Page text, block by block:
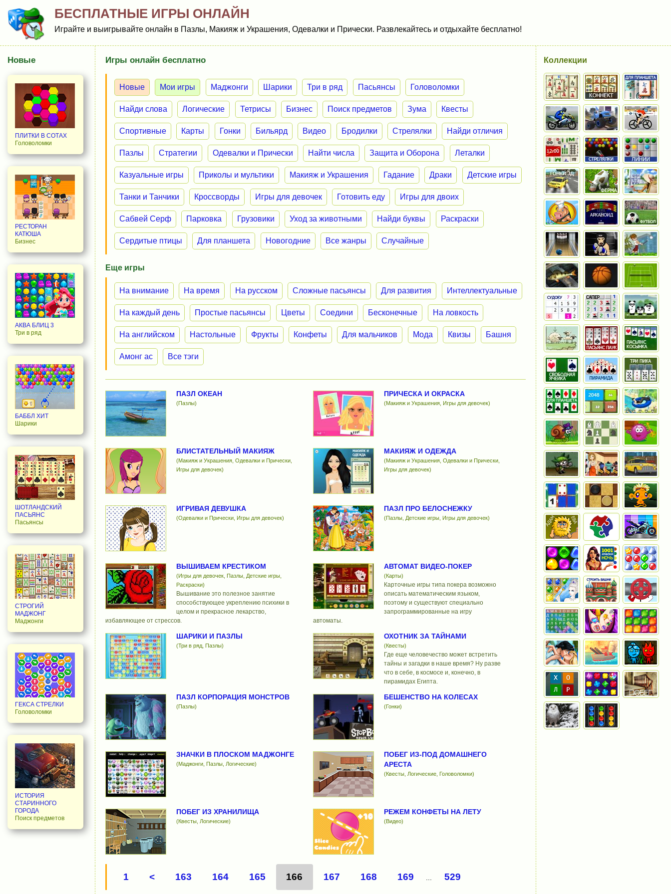
БЕСПЛАТНЫЕ ИГРЫ ОНЛАЙН
Играйте и выигрывайте онлайн в Пазлы, Макияж и Украшения, Одевалки и Прически. Развлекайтесь и отдыхайте бесплатно!
Игры онлайн бесплатно
Новые Мои игры Маджонги Шарики Три в ряд Пасьянсы Головоломки
Найди слова Логические Тетрисы Бизнес Поиск предметов Зума Квесты
Спортивные Карты Гонки Бильярд Видео Бродилки Стрелялки Найди отличия
Пазлы Стратегии Одевалки и Прически Найти числа Защита и Оборона Леталки
Казуальные игры Приколы и мультики Макияж и Украшения Гадание Драки Детские игры
Танки и Танчики Кроссворды Игры для девочек Готовить еду Игры для двоих
Сабвей Серф Парковка Грузовики Уход за животными Найди буквы Раскраски
Сердитые птицы Для планшета Новогодние Все жанры Случайные
Еще игры
На внимание На время На русском Сложные пасьянсы Для развития Интеллектуальные
На каждый день Простые пасьянсы Цветы Соедини Бесконечные На ловкость
На английском Настольные Фрукты Конфеты Для мальчиков Мода Квизы Башня
Амонг ас Все тэги
ПАЗЛ ОКЕАН
(Пазлы)
ПРИЧЕСКА И ОКРАСКА
(Макияж и Украшения, Игры для девочек)
БЛИСТАТЕЛЬНЫЙ МАКИЯЖ
(Макияж и Украшения, Одевалки и Прически,
Игры для девочек)
МАКИЯЖ И ОДЕЖДА
(Макияж и Украшения, Одевалки и Прически,
Игры для девочек)
ИГРИВАЯ ДЕВУШКА
(Одевалки и Прически, Игры для девочек)
ПАЗЛ ПРО БЕЛОСНЕЖКУ
(Пазлы, Детские игры, Игры для девочек)
ВЫШИВАЕМ КРЕСТИКОМ
(Игры для девочек, Пазлы, Детские игры,
Раскраски)
Вышивание это полезное занятие
способствующее укреплению психики в
целом и прекрасное лекарство,
избавляющее от стрессов.
АВТОМАТ ВИДЕО-ПОКЕР
(Карты)
Карточные игры типа покера возможно
описать математическим языком,
поэтому и существуют специально
запрограммированные на игру
автоматы.
ШАРИКИ И ПАЗЛЫ
(Три в ряд, Пазлы)
ОХОТНИК ЗА ТАЙНАМИ
(Квесты)
Где еще человечество может встретить
тайны и загадки в наше время? Ну разве
что в себе, в космосе и, конечно, в
пирамидах Египта.
ПАЗЛ КОРПОРАЦИЯ МОНСТРОВ
(Пазлы)
БЕШЕНСТВО НА КОЛЕСАХ
(Гонки)
ЗНАЧКИ В ПЛОСКОМ МАДЖОНГЕ
(Маджонги, Пазлы, Логические)
ПОБЕГ ИЗ-ПОД ДОМАШНЕГО
АРЕСТА
(Квесты, Логические, Головоломки)
ПОБЕГ ИЗ ХРАНИЛИЩА
(Квесты, Логические)
РЕЖЕМ КОНФЕТЫ НА ЛЕТУ
(Видео)
1 < 163 164 165 166 167 168 169 ... 529
Новые
ПЛИТКИ В СОТАХ
Головоломки
РЕСТОРАН
КАТЮША
Бизнес
АКВА БЛИЦ 3
Три в ряд
БАББЛ ХИТ
Шарики
ШОТЛАНДСКИЙ
ПАСЬЯНС
Пасьянсы
СТРОГИЙ
МАДЖОНГ
Маджонги
ГЕКСА СТРЕЛКИ
Головоломки
ИСТОРИЯ
СТАРИННОГО
ГОРОДА
Поиск предметов
Коллекции